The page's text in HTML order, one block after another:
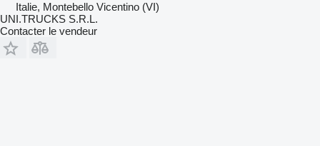
Italie, Montebello Vicentino (VI)
UNI.TRUCKS S.R.L.
Contacter le vendeur